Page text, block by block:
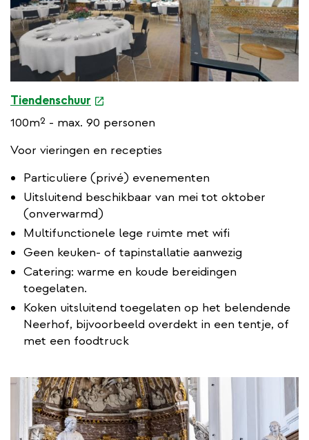
Tiendenschuur
e
x
e
n
a
l
i
100m² - max. 90 personen
Voor vieringen en recepties
Particuliere (privé) evenementen
Uitsluitend beschikbaar van mei tot oktober
(onverwarmd)
Multifunctionele lege ruimte met wifi
Geen keuken- of tapinstallatie aanwezig
Catering: warme en koude bereidingen
toegelaten.
Koken uitsluitend toegelaten op het belendende
Neerhof, bijvoorbeeld overdekt in een tentje, of
met een foodtruck